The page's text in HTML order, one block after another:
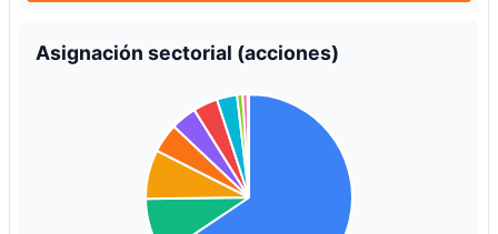
Asignación sectorial (acciones)